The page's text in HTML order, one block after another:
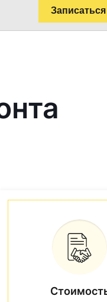
Записаться